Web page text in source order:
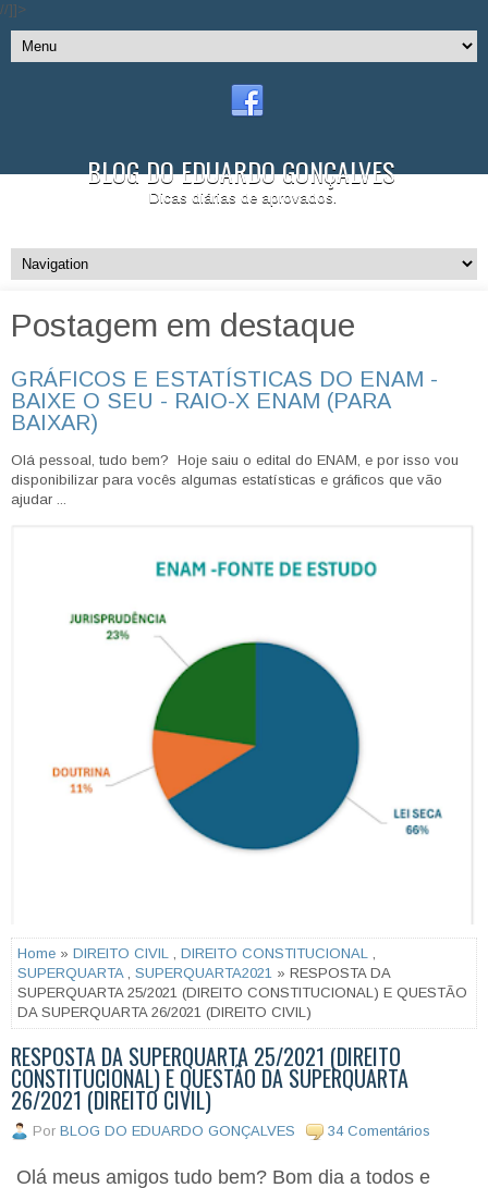
//]]>
BLOG DO EDUARDO GONÇALVES
Dicas diárias de aprovados.
Postagem em destaque
GRÁFICOS E ESTATÍSTICAS DO ENAM -
BAIXE O SEU - RAIO-X ENAM (PARA
BAIXAR)
Olá pessoal, tudo bem? Hoje saiu o edital do ENAM, e por isso vou
disponibilizar para vocês algumas estatísticas e gráficos que vão
ajudar ...
Home » DIREITO CIVIL DIREITO CONSTITUCIONAL
SUPERQUARTA
SUPERQUARTA2021 » RESPOSTA DA
SUPERQUARTA 25/2021 (DIREITO CONSTITUCIONAL) E QUESTÃO
DA SUPERQUARTA 26/2021 (DIREITO CIVIL)
RESPOSTA DA SUPERQUARTA 25/2021 (DIREITO
CONSTITUCIONAL) E QUESTÃO DA SUPERQUARTA
26/2021 (DIREITO CIVIL)
Por BLOG DO EDUARDO GONÇALVES 34 Comentários
Olá meus amigos tudo bem? Bom dia a todos e